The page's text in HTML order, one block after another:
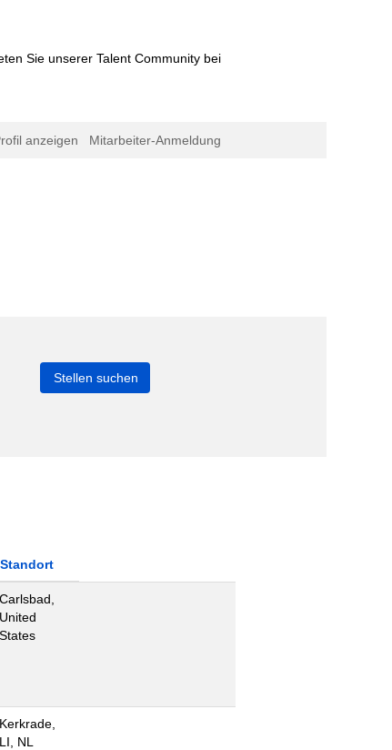
Sie unserer Talent Community bei
anzeigen Mitarbeiter-Anmeldung
Standort
Carlsbad,
United
States
Kerkrade,
LI, NL